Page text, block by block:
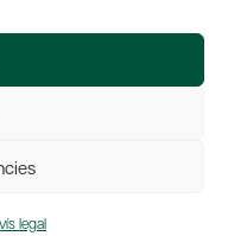
legal
d'Amics del País